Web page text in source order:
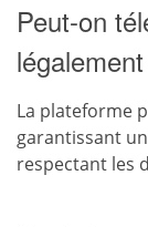
Peut-on
La plateforme
garantissant
respectant les